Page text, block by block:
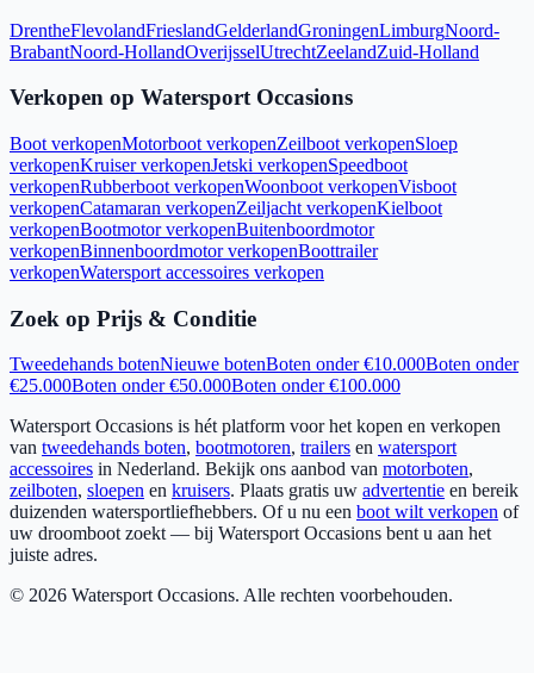
DrentheFlevolandFrieslandGelderlandGroningenLimburgNoord-
BrabantNoord-HollandOverijsselUtrechtZeelandZuid-Holland
Verkopen op Watersport Occasions
Boot verkopenMotorboot verkopenZeilboot verkopenSloep
verkopenKruiser verkopenJetski verkopenSpeedboot
verkopenRubberboot verkopenWoonboot verkopenVisboot
verkopenCatamaran verkopenZeiljacht verkopenKielboot
verkopenBootmotor verkopenBuitenboordmotor
verkopenBinnenboordmotor verkopenBoottrailer
verkopenWatersport accessoires verkopen
Zoek op Prijs & Conditie
Tweedehands botenNieuwe botenBoten onder €10.000Boten onder
€25.000Boten onder €50.000Boten onder €100.000
Watersport Occasions is hét platform voor het kopen en verkopen
van tweedehands boten, bootmotoren, trailers en watersport
accessoires in Nederland. Bekijk ons aanbod van motorboten,
zeilboten, sloepen en kruisers. Plaats gratis uw advertentie en bereik
duizenden watersportliefhebbers. Of u nu een boot wilt verkopen of
uw droomboot zoekt — bij Watersport Occasions bent u aan het
juiste adres.
© 2026 Watersport Occasions. Alle rechten voorbehouden.